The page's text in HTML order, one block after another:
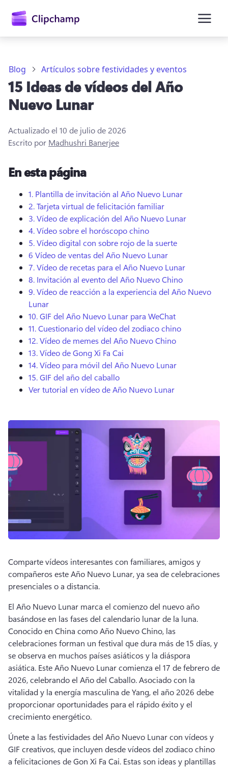
principal
Iniciar sesión
Probar gratis
Blog Artículos sobre festividades y eventos
15 Ideas de vídeos del Año
Nuevo Lunar
Actualizado el 10 de julio de 2026
Escrito por Madhushri Banerjee
En esta página
1. Plantilla de invitación al Año Nuevo Lunar
2.Tarjeta virtual de felicitación familiar
3.Vídeo de explicación del Año Nuevo Lunar
4.Vídeo sobre el horóscopo chino
5.Vídeo digital con sobre rojo de la suerte
6 Vídeo de ventas del Año Nuevo Lunar
7.Vídeo de recetas para el Año Nuevo Lunar
8. Invitación al evento del Año Nuevo Chino
9.Vídeo de reacción a la experiencia del Año Nuevo
Lunar
10.GIF del Año Nuevo Lunar para WeChat
11.Cuestionario del vídeo del zodiaco chino
12.Vídeo de memes del Año Nuevo Chino
13.Vídeo de Gong Xi Fa Cai
14.Vídeo para móvil del Año Nuevo Lunar
15.GIF del año del caballo
Ver tutorial en vídeo de Año Nuevo Lunar
Comparte vídeos interesantes con familiares, amigos y
compañeros este Año Nuevo Lunar, ya sea de celebraciones
presenciales o a distancia.
El Año Nuevo Lunar marca el comienzo del nuevo año
Conocido en China como Año Nuevo Chino, las
celebraciones forman un festival que dura más de 15 días, y
se observa en muchos países asiáticos y la diáspora
asiática. Este Año Nuevo Lunar comienza el 17 de febrero de
2026, celebrando el Año del Caballo. Asociado con la
vitalidad y la energía masculina de Yang, el año 2026 debe
proporcionar oportunidades para el rápido éxito y el
crecimiento energético.
Únete a las festividades del Año Nuevo Lunar con vídeos y
GIF creativos, que incluyen desde vídeos del zodiaco chino
a felicitaciones de Gon Xi Fa Cai. Estas son ideas y plantillas